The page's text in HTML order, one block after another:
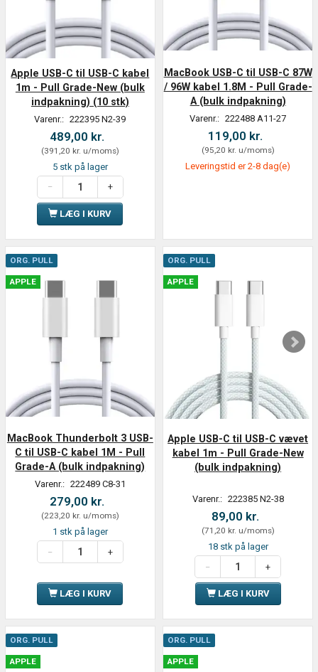
Apple USB-C til USB-C kabel
1m - Pull Grade-New (bulk
indpakning) (10 stk)
Varenr.: 222395 N2-39
489,00 kr.
(391,20 kr. u/moms)
5 stk på lager
LÆG I KURV
MacBook USB-C til USB-C 87W
/ 96W kabel 1.8M - Pull Grade-
A (bulk indpakning)
Varenr.: 222488 A11-27
119,00 kr.
(95,20 kr. u/moms)
Leveringstid er 2-8 dag(e)
ORG. PULL
APPLE
MacBook Thunderbolt 3 USB-
C til USB-C kabel 1M - Pull
Grade-A (bulk indpakning)
Varenr.: 222489 C8-31
279,00 kr.
(223,20 kr. u/moms)
1 stk på lager
LÆG I KURV
ORG. PULL
APPLE
Apple USB-C til USB-C vævet
kabel 1m - Pull Grade-New
(bulk indpakning)
Varenr.: 222385 N2-38
89,00 kr.
(71,20 kr. u/moms)
18 stk på lager
LÆG I KURV
ORG. PULL
APPLE
ORG. PULL
APPLE